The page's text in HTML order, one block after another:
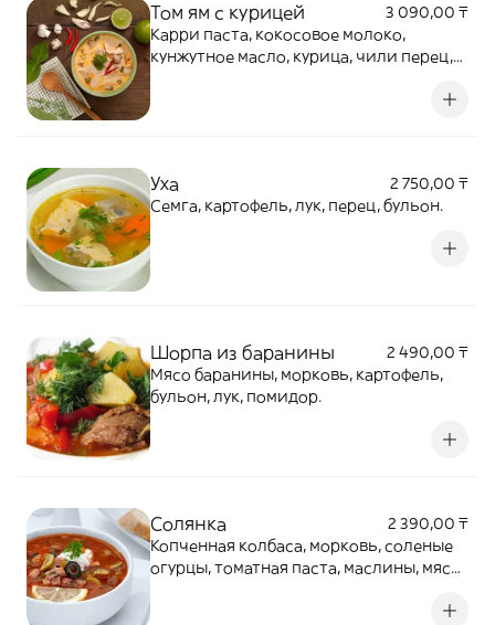
Том ям с курицей
3 090,00 ₸
Карри паста, кокосовое молоко,
кунжутное масло, курица, чили перец,
Уха
2 750,00 ₸
Семга, картофель, лук, перец, бульон.
Шорпа из баранины
2 490,00 ₸
Мясо баранины, морковь, картофель,
бульон, лук, помидор.
Солянка
2 390,00 ₸
Копченная колбаса, морковь, соленые
огурцы, томатная паста, маслины, мясо